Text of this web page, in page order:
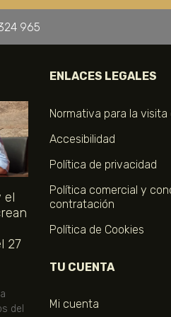
965
el
27
del
ENLACES LEGALES
Normativa para la visita
Accesibilidad
Política de privacidad
Política comercial y
contratación
Política de Cookies
TU CUENTA
Mi cuenta